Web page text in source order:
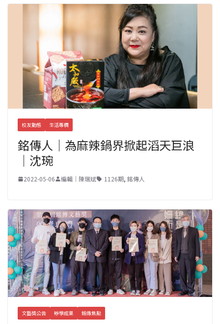
校友動態 生活專欄
銘傳人｜為麻辣鍋界掀起滔天巨浪
｜沈琬
2022-05-06 編輯｜陳瑞斌 1126期, 銘傳人
文藝獎公告 辦學成果 銘傳焦點